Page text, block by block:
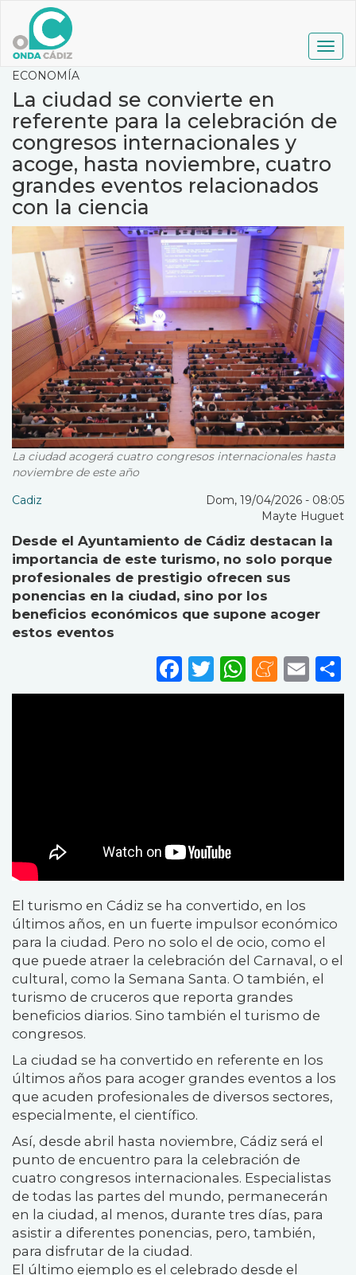
contenido
principal
ECONOMÍA
La ciudad se convierte en
referente para la celebración de
congresos internacionales y
acoge, hasta noviembre, cuatro
grandes eventos relacionados
con la ciencia
La ciudad acogerá cuatro congresos internacionales hasta
noviembre de este año
Cadiz
Dom, 19/04/2026 - 08:05
Mayte Huguet
Desde el Ayuntamiento de Cádiz destacan la
importancia de este turismo, no solo porque
profesionales de prestigio ofrecen sus
ponencias en la ciudad, sino por los
beneficios económicos que supone acoger
estos eventos
Facebook
Twitter
El turismo en Cádiz se ha convertido, en los
últimos años, en un fuerte impulsor económico
para la ciudad. Pero no solo el de ocio, como el
que puede atraer la celebración del Carnaval, o el
cultural, como la Semana Santa. O también, el
turismo de cruceros que reporta grandes
beneficios diarios. Sino también el turismo de
congresos.
La ciudad se ha convertido en referente en los
últimos años para acoger grandes eventos a los
que acuden profesionales de diversos sectores,
especialmente, el científico.
Así, desde abril hasta noviembre, Cádiz será el
punto de encuentro para la celebración de
cuatro congresos internacionales. Especialistas
de todas las partes del mundo, permanecerán
en la ciudad, al menos, durante tres días, para
asistir a diferentes ponencias, pero, también,
para disfrutar de la ciudad.
El último ejemplo es el celebrado desde el